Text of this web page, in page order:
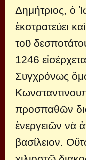
Δημήτριος, ὁ
ἐκστρατεύει
τοῦ
1246
Συγχρόνως
προσπαθῶν
ἐνεργειῶν νὰ
βασίλειον.